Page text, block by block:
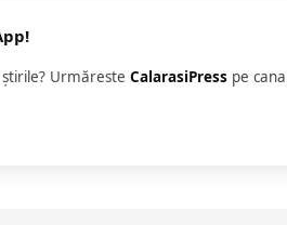
Urmăreste CalarasiPress pe